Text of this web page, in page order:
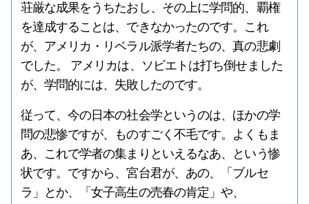
荘厳な成果をうちたおし、その上に学問的、覇権
を達成することは、できなかったのです。これ
が、アメリカ・リベラル派学者たちの、真の悲劇
でした。 アメリカは、ソビエトは打ち倒せました
が、学問的には、失敗したのです。
従って、今の日本の社会学というのは、ほかの学
問の悲惨ですが、ものすごく不毛です。よくもま
あ、これで学者の集まりといえるなあ、という惨
状です。ですから、宮台君が、あの、「ブルセ
ラ」とか、「女子高生の売春の肯定」や、